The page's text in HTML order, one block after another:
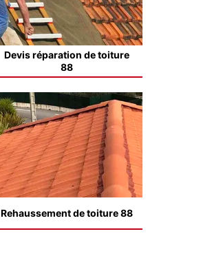
Devis réparation de toiture
88
Rehaussement de toiture 88